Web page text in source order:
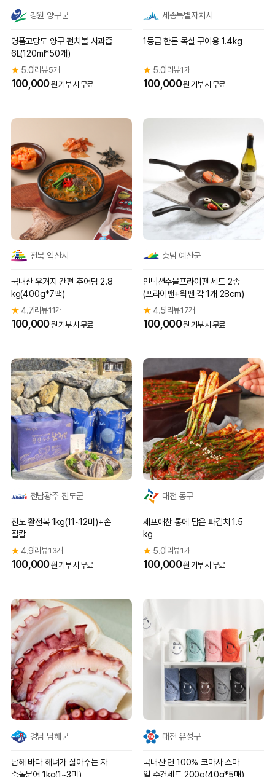
강원 양구군
명품고당도 양구 펀치볼 사과즙
6L(120ml*50개)
★5.0 리뷰 5개
100,000원 기부 시 무료
세종특별자치시
1등급 한돈 목살 구이용 1.4kg
★ 5.0 리뷰 1개
100,000원 기부 시 무료
전북 익산시
국내산 우거지 간편 추어탕 2.8
kg(400g*7팩)
★4.7 리뷰 11개
100,000원 기부 시 무료
충남 예산군
인덕션주물프라이팬 세트 2종
(프라이팬+웍팬 각 1개 28cm)
★ 4.5 리뷰 17개
100,000원 기부 시 무료
전남광주 진도군
진도 활전복 1kg(11~12미)+손
질칼
★4.9 리뷰 13개
100,000원 기부 시 무료
대전 동구
셰프애찬 통에 담은 파김치 1.5
kg
★ 5.0 리뷰 1개
100,000원 기부 시 무료
경남 남해군
남해 바다 해녀가 삶아주는 자
숙돌문어 1kg(1~3미)
대전 유성구
국내산 면 100% 코마사 스마
일 수건세트 200g(40g*5매)